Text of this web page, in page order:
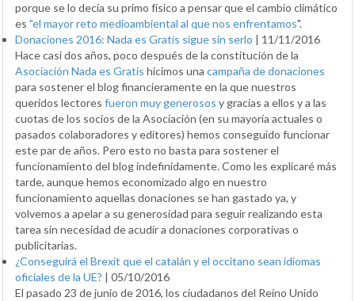
porque se lo decía su primo físico a pensar que el cambio climático
es "el mayor reto medioambiental al que nos enfrentamos".
Donaciones 2016: Nada es Gratis sigue sin serlo | 11/11/2016
Hace casi dos años, poco después de la constitución de la
Asociación Nada es Gratis hicimos una campaña de donaciones
para sostener el blog financieramente en la que nuestros
queridos lectores fueron muy generosos y gracias a ellos y a las
cuotas de los socios de la Asociación (en su mayoría actuales o
pasados colaboradores y editores) hemos conseguido funcionar
este par de años. Pero esto no basta para sostener el
funcionamiento del blog indefinidamente. Como les explicaré más
tarde, aunque hemos economizado algo en nuestro
funcionamiento aquellas donaciones se han gastado ya, y
volvemos a apelar a su generosidad para seguir realizando esta
tarea sin necesidad de acudir a donaciones corporativas o
publicitarias.
¿Conseguirá el Brexit que el catalán y el occitano sean idiomas
oficiales de la UE? | 05/10/2016
El pasado 23 de junio de 2016, los ciudadanos del Reino Unido